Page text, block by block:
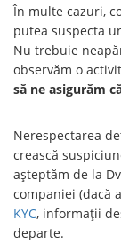
În multe cazuri,
putea suspecta
Nu trebuie
observăm o
să ne asigurăm
Nerespectarea
crească
așteptăm de la
companiei (dacă
KYC, informații
departe.